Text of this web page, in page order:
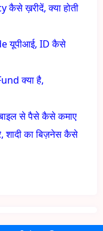
कैसे ख़रीदें, क्या होती
यूपीआई, ID कैसे
क्या है,
से पैसे कैसे कमाए
का बिज़नेस कैसे